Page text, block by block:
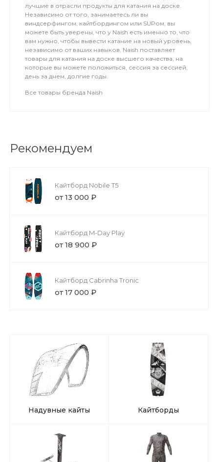
лучшие в отрасли продукты для катания на доске.
Независимо от того, занимаетесь ли вы
виндсерфингом, кайтбордингом или SUPом, вы
можете быть уверены, что у Naish есть именно то, что
вам нужно, чтобы вывести катание на новый уровень,
независимо от ваших навыков. Naish поставляет
товары для катания на доске высшего качества, на
которые вы можете положиться, сессия за сессией,
день за днем, долгие годы.
Все товары бренда Naish
Рекомендуем
Кайтборд Nobile T5
от 13 000 ₽
Кайтборд M-Day Play
от 18 900 ₽
Кайтборд Cabrinha Tronic
от 17 000 ₽
Надувные кайты Кайтборды